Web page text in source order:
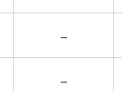
－
－